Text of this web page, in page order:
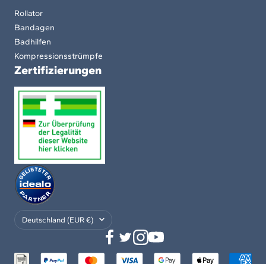
Rollator
Bandagen
Badhilfen
Kompressionsstrümpfe
Zertifizierungen
Land/Region
Deutschland (EUR €)